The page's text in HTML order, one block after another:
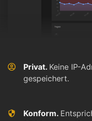
Privat. Keine IP-
gespeichert.
Konform.